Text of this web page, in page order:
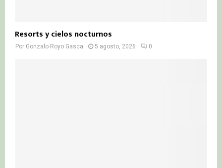
Resorts y cielos nocturnos
Por Gonzalo Royo Gasca 5 agosto, 2026 0